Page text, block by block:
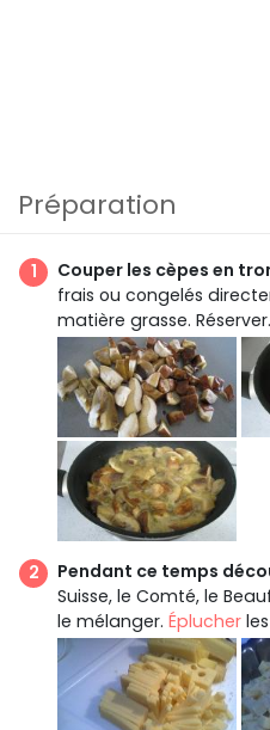
Préparation
Couper les cèpes en
frais ou congelés
matière grasse. Réserver.
Pendant ce temps
Suisse, le Comté, le
le mélanger. Éplucher